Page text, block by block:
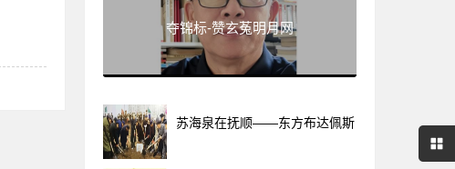
夺锦标-赞玄菟明月网
苏海泉在抚顺——东方布达佩斯